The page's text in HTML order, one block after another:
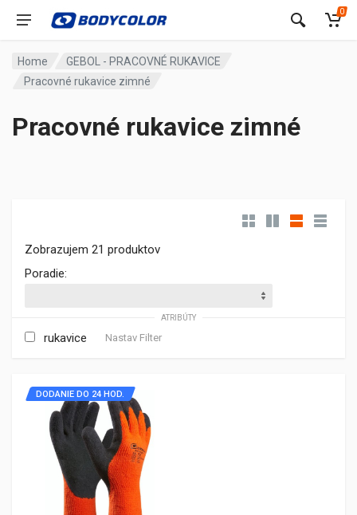
0
Home
GEBOL - PRACOVNÉ RUKAVICE
Pracovné rukavice zimné
Pracovné rukavice zimné
Zobrazujem 21 produktov
Poradie:
ATRIBÚTY
rukavice Nastav Filter
DODANIE DO 24 HOD.